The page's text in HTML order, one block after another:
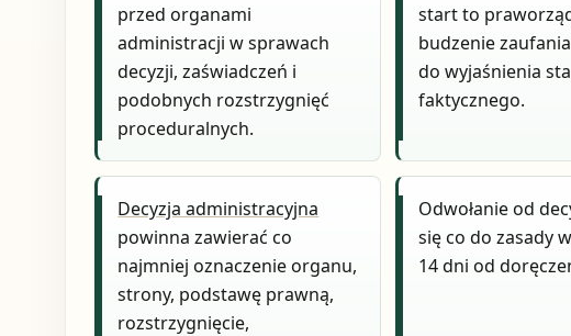
przed organami
administracji w sprawach
decyzji, zaświadczeń i
podobnych rozstrzygnięć
proceduralnych.
start to
budzenie
do wyjaśnienia
faktycznego.
Decyzja administracyjna
powinna zawierać co
najmniej oznaczenie organu,
strony, podstawę prawną,
rozstrzygnięcie,
Odwołanie od
się co do zasady
14 dni od